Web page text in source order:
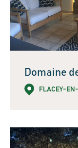
Domaine
FLACEY-